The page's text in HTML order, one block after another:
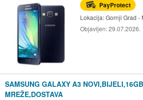
PayProtect
Lokacija:Gornji Grad -
Objavljen:29.07.2026.
SAMSUNG GALAXY A3
MREŽE,DOSTAVA